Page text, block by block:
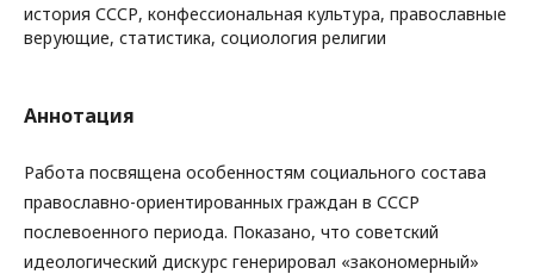
история СССР, конфессиональная культура, православные
верующие, статистика, социология религии
Аннотация
Работа посвящена особенностям социального состава
православно-ориентированных граждан в СССР
послевоенного периода. Показано, что советский
идеологический дискурс генерировал «закономерный»